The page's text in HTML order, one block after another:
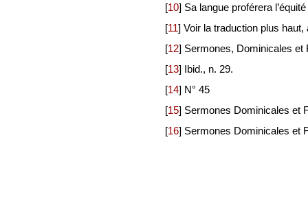
[10] Sa langue proférera
[11] Voir la traduction plus
[12] Sermones, Dominicales et
[13] Ibid., n. 29.
[14] N° 45
[15] Sermones Dominicales et
[16] Sermones Dominicales et